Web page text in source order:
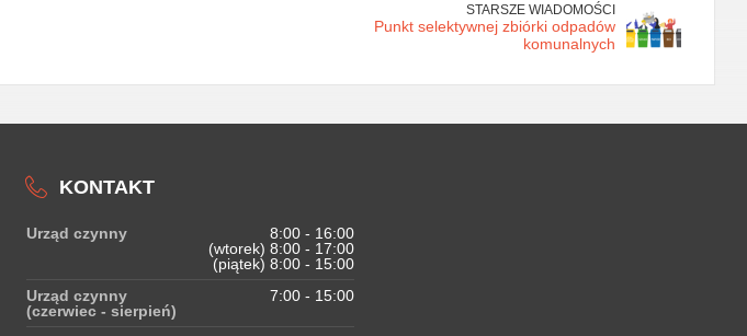
STARSZE WIADOMOŚCI
Punkt selektywnej zbiórki odpadów
komunalnych
KONTAKT
Urząd czynny
8:00 - 16:00
(wtorek) 8:00 - 17:00
(piątek) 8:00 - 15:00
Urząd czynny
(czerwiec - sierpień)
7:00 - 15:00